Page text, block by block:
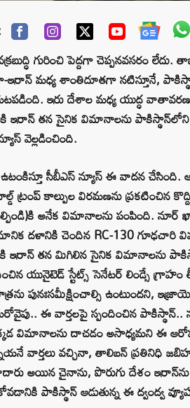
గురించి పెద్దగా చెప్పనవసరం
మధ్య శాంతిదూతగా నటిస్తూనే,
ఇరు దేశాల మధ్య యుద్ధ
ఇరాన్ తన సైనిక విమానాలను పాకిస్థాన్‌లోని
వెల్లడించింది.
సీబీఎస్ న్యూస్ ఈ వాదన చేసింది.
ట్రంప్ కాల్పుల విరమణను
అనేక విమానాలను పంపింది.
దళానికి చెందిన RC-130 గూఢచారి
ఇరాన్ తన మిగిలిన సైనిక విమానాలను
యునైటెడ్ స్టేట్స్ సెనేటర్ లిండ్సే గ్రాహం
పునఃసమీక్షించాల్సి ఉంటుందని,
ఈ వార్తలపై స్పందించిన
విమానాలను దాచడం అసాధ్యమని ఈ
వార్తలు వచ్చినా, తాలిబన్ ప్రతినిధి
అయిన చైనాను, పొరుగు దేశం
పాకిస్థాన్ ఆడుతున్న ఈ ద్వంద్వ